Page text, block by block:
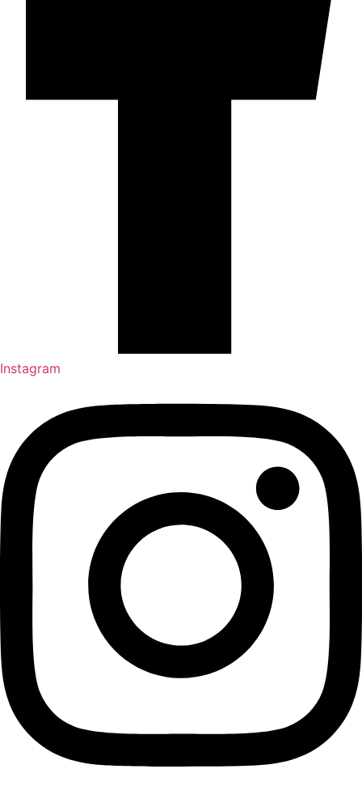
Instagram